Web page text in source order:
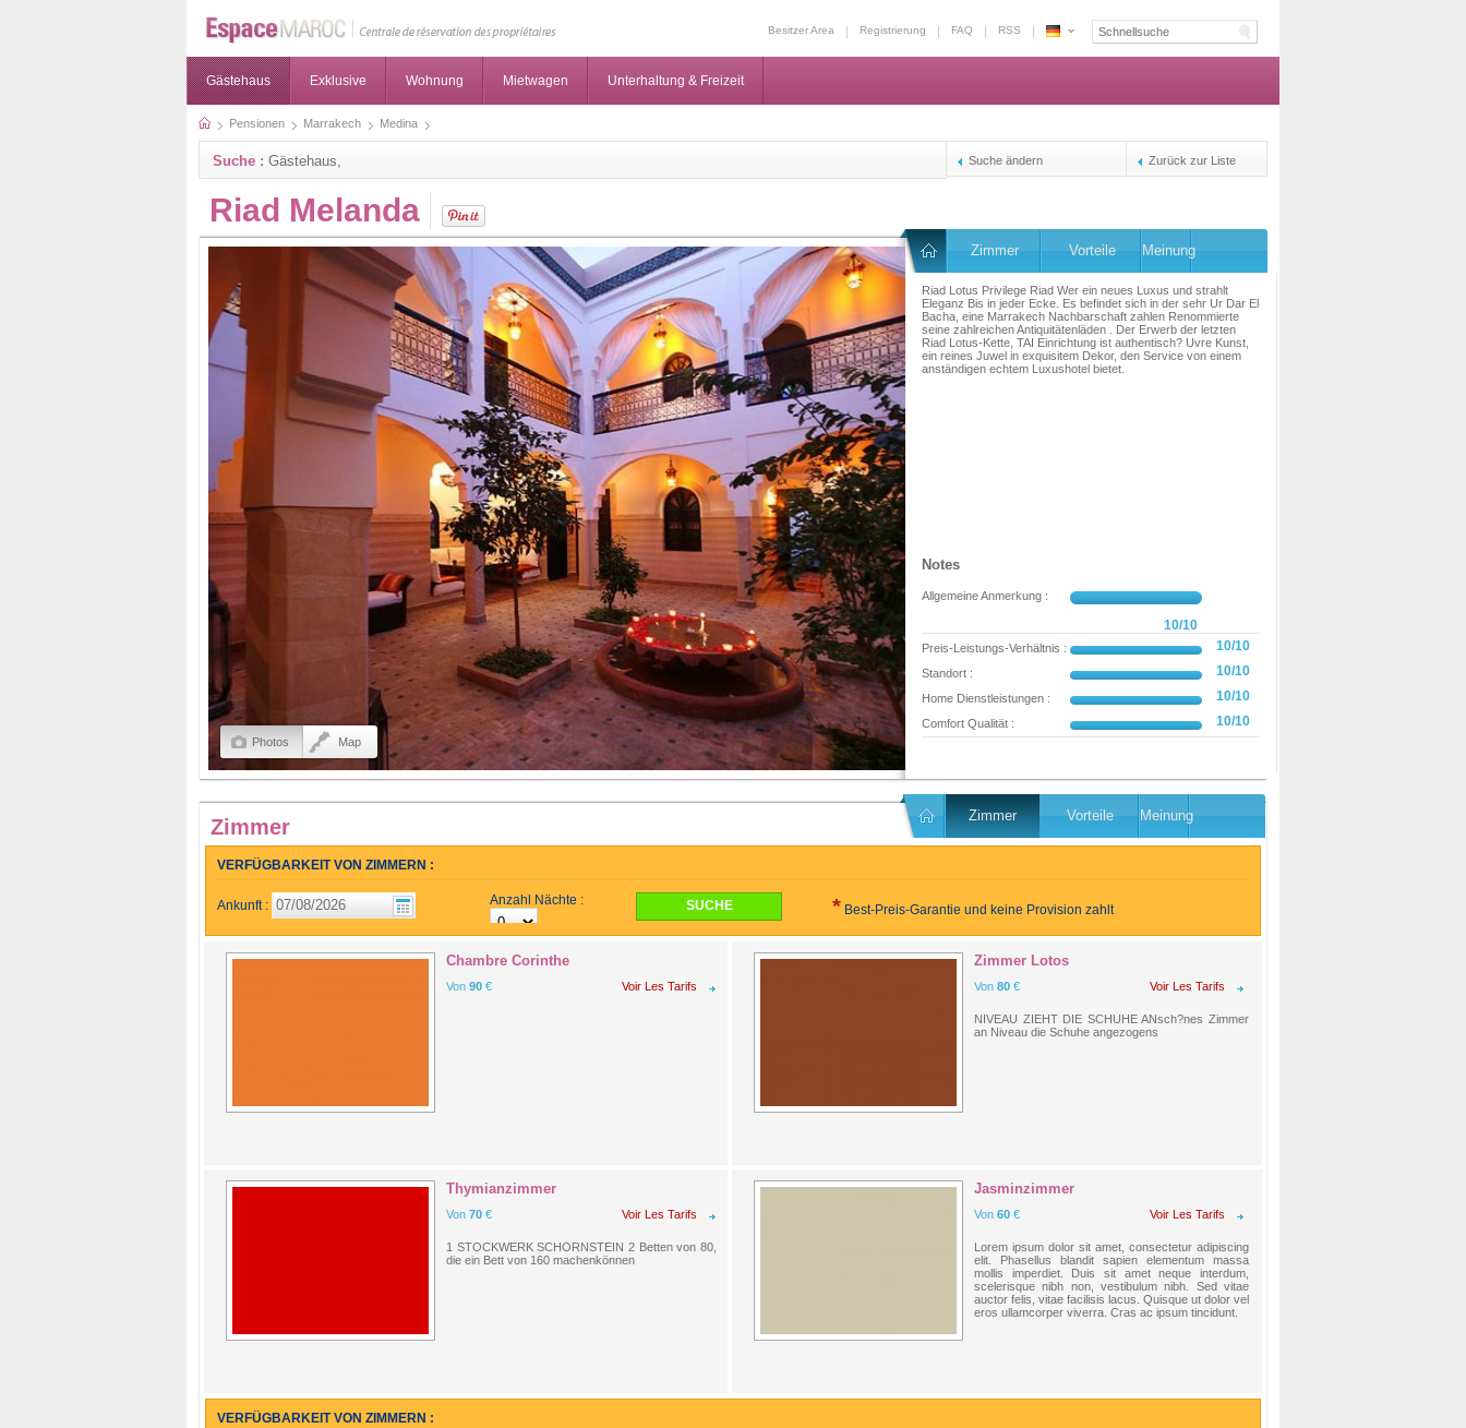
Besitzer Area Registrierung FAQ
RSS
Gästehaus Exklusive Wohnung Mietwagen Unterhaltung & Freizeit
Pensionen Marrakech Medina
Suche : Gästehaus, Suche ändern Zurück zur Liste
Riad Melanda
Photos Map
Zimmer Vorteile Meinung
Riad Lotus Privilege Riad Wer ein neues Luxus und strahlt
Eleganz Bis in jeder Ecke. Es befindet sich in der sehr Ur Dar El
Bacha, eine Marrakech Nachbarschaft zahlen Renommierte
seine zahlreichen Antiquitätenläden . Der Erwerb der letzten
Riad Lotus-Kette, TAI Einrichtung ist authentisch? Uvre Kunst,
ein reines Juwel in exquisitem Dekor, den Service von einem
anständigen echtem Luxushotel bietet.
Notes
Allgemeine Anmerkung :
10/10
Preis-Leistungs-Verhältnis : 10/10
Standort : 10/10
Home Dienstleistungen : 10/10
Comfort Qualität : 10/10
Post schreiben
Zimmer Vorteile Meinung
Zimmer
VERFÜGBARKEIT VON ZIMMERN :
Ankunft : Anzahl Nächte : * Best-Preis-Garantie und keine Provision zahlt
Chambre Corinthe
Von 90 € Voir Les Tarifs
Zimmer Lotos
Von 80 € Voir Les Tarifs
NIVEAU ZIEHT DIE SCHUHE ANsch?nes Zimmer
an Niveau die Schuhe angezogens
Thymianzimmer
Von 70 € Voir Les Tarifs
1 STOCKWERK SCHORNSTEIN 2 Betten von 80,
die ein Bett von 160 machenkönnen
Jasminzimmer
Von 60 € Voir Les Tarifs
Lorem ipsum dolor sit amet, consectetur adipiscing
elit. Phasellus blandit sapien elementum massa
mollis imperdiet. Duis sit amet neque interdum,
scelerisque nibh non, vestibulum nibh. Sed vitae
auctor felis, vitae facilisis lacus. Quisque ut dolor vel
eros ullamcorper viverra. Cras ac ipsum tincidunt.
VERFÜGBARKEIT VON ZIMMERN :